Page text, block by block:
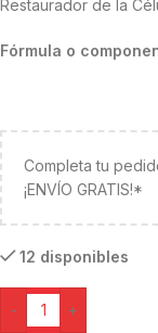
Restaurador de la
Fórmula o
Completa tu
¡ENVÍO GRATIS!*
12 disponibles
- +